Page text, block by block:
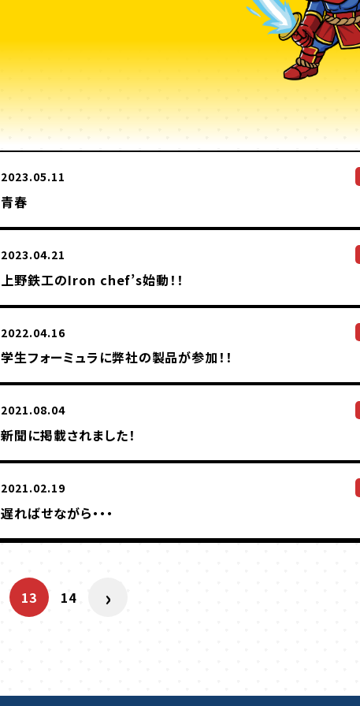
2023.05.11
青春
2023.04.21
上野鉄工のIron chef’s始動！！
2022.04.16
学生フォーミュラに弊社の製品が参加！！
2021.08.04
新聞に掲載されました！
2021.02.19
遅ればせながら・・・
13 14 ›